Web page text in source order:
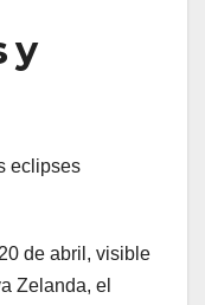
y
eclipses
de abril, visible
Zelanda, el